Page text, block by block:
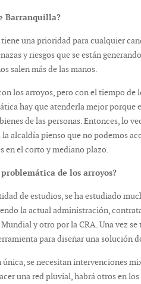
Barranquilla?
una prioridad para cualquier
y riesgos que se están
salen más de las manos.
los arroyos, pero con el tiempo de
hay que atenderla mejor porque
de las personas. Entonces, lo
alcaldía pienso que no podemos
en el corto y mediano plazo.
de los arroyos?
de estudios, se ha estudiado
la actual administración,
y otro por la CRA. Una vez se
para diseñar una solución
se necesitan intervenciones
una red pluvial, habrá otros en